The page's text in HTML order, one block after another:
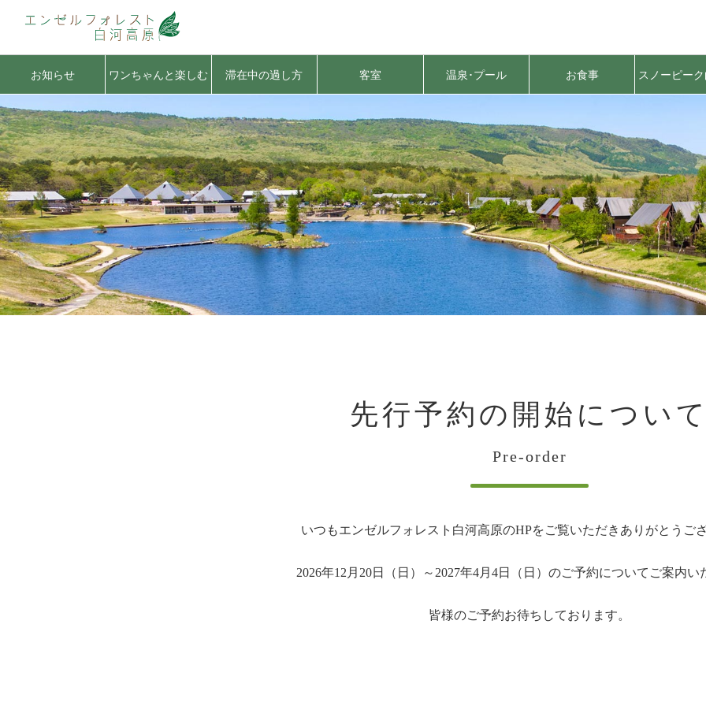
お知らせ ワンちゃんと楽しむ 滞在中の過し方 客室 温泉･プール お食事 スノーピー
先行予約の開始について
Pre-order
いつもエンゼルフォレスト白河高原のHPをご覧いただきありがとうご
2026年12月20日（日）～2027年4月4日（日）のご予約についてご案内い
皆様のご予約お待ちしております。